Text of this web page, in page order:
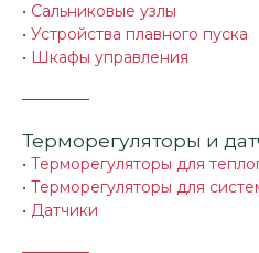
• Сальниковые узлы
• Устройства плавного пуска
• Шкафы управления
Терморегуляторы и
• Терморегуляторы для
• Терморегуляторы для
• Датчики